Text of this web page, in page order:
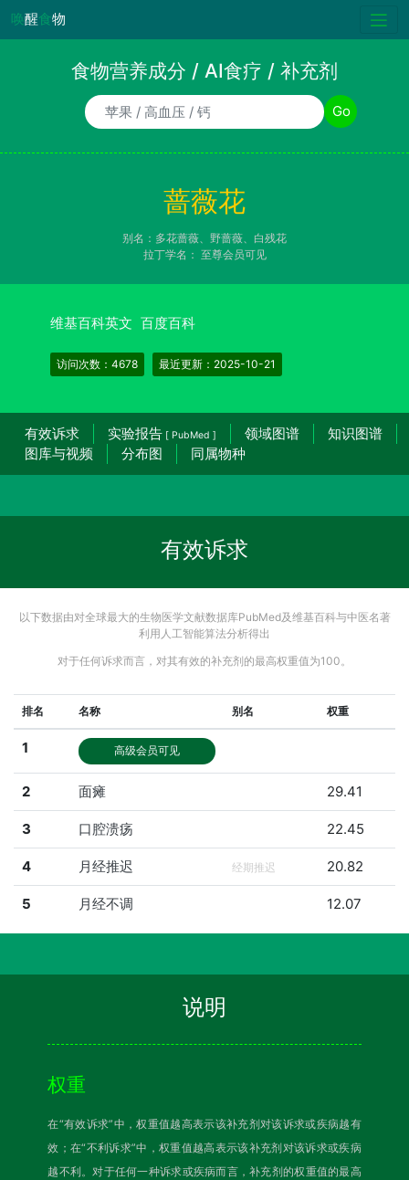
唤醒食物
食物营养成分 / AI食疗 / 补充剂
食物/AI食疗诉求/补充剂名称 Go
蔷薇花
别名：多花蔷薇、野蔷薇、白残花
拉丁学名： 至尊会员可见
维基百科英文 百度百科
访问次数：4678 最近更新：2025-10-21
有效诉求 实验报告 [ PubMed ] 领域图谱
知识图谱
图库与视频
分布图 同属物种
有效诉求
以下数据由对全球最大的生物医学文献数据库PubMed及维基百科与中医名著
利用人工智能算法分析得出
对于任何诉求而言，对其有效的补充剂的最高权重值为100。
排名 名称 别名 权重
1 高级会员可见
2 面瘫 29.41
3 口腔溃疡 22.45
4 月经推迟 经期推迟 20.82
5 月经不调 12.07
说明
权重
在“有效诉求”中，权重值越高表示该补充剂对该诉求或疾病越有
效；在“不利诉求”中，权重值越高表示该补充剂对该诉求或疾病
越不利。对于任何一种诉求或疾病而言，补充剂的权重值的最高